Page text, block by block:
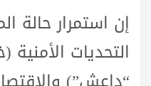
إن استمرار حالة
التحديات